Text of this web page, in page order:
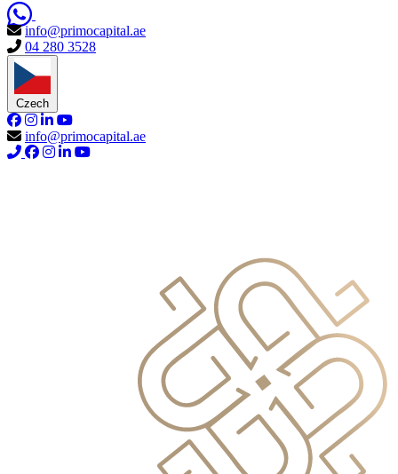
info@primocapital.ae
04 280 3528
Czech
info@primocapital.ae